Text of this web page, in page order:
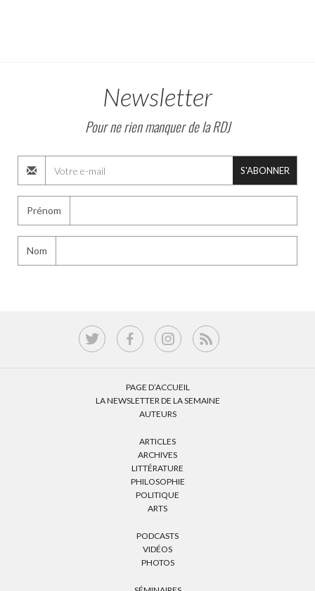
Newsletter
Pour ne rien manquer de la RDJ
S'ABONNER
Prénom
Nom
PAGE D’ACCUEIL
LA NEWSLETTER DE LA SEMAINE
AUTEURS
ARTICLES
ARCHIVES
LITTÉRATURE
PHILOSOPHIE
POLITIQUE
ARTS
PODCASTS
VIDÉOS
PHOTOS